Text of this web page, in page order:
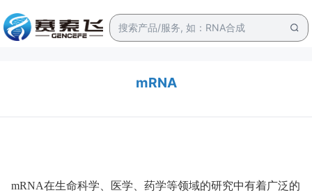
mRNA
mRNA在生命科学、医学、药学等领域的研究中有着广泛的